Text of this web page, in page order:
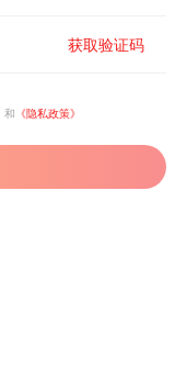
获取验证码
和 《隐私政策》